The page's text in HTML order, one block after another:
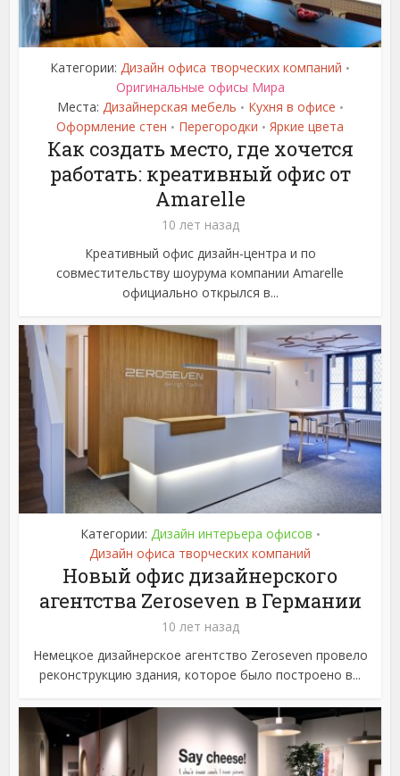
Категории: Дизайн офиса творческих компаний •
Оригинальные офисы Мира
Места: Дизайнерская мебель • Кухня в офисе •
Оформление стен • Перегородки • Яркие цвета
Как создать место, где хочется
работать: креативный офис от
Amarelle
10 лет назад
Креативный офис дизайн-центра и по
совместительству шоурума компании Amarelle
официально открылся в...
Категории: Дизайн интерьера офисов •
Дизайн офиса творческих компаний
Новый офис дизайнерского
агентства Zeroseven в Германии
10 лет назад
Немецкое дизайнерское агентство Zeroseven провело
реконструкцию здания, которое было построено в...